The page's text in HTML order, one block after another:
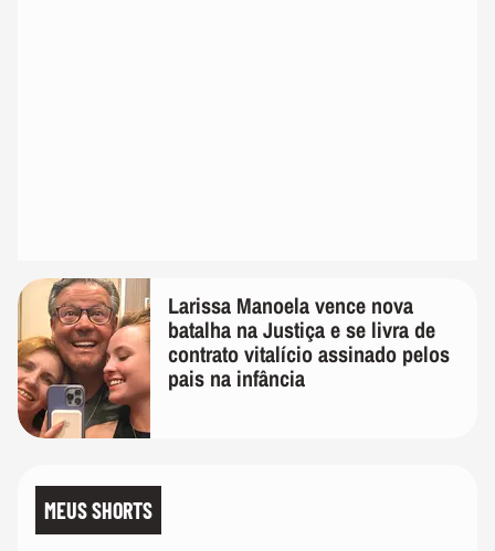
Larissa Manoela vence nova
batalha na Justiça e se livra de
contrato vitalício assinado pelos
pais na infância
MEUS SHORTS